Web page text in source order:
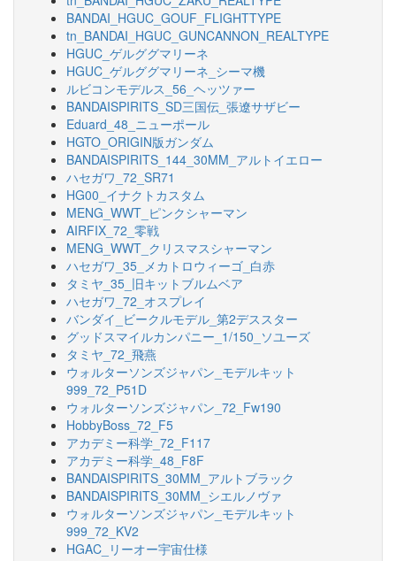
BANDAI_HGUC_GOUF_FLIGHTTYPE
tn_BANDAI_HGUC_GUNCANNON_REALTYPE
HGUC_ゲルググマリーネ
HGUC_ゲルググマリーネ_シーマ機
ルビコンモデルス_56_ヘッツァー
BANDAISPIRITS_SD三国伝_張遼サザビー
Eduard_48_ニューポール
HGTO_ORIGIN版ガンダム
BANDAISPIRITS_144_30MM_アルトイエロー
ハセガワ_72_SR71
HG00_イナクトカスタム
MENG_WWT_ピンクシャーマン
AIRFIX_72_零戦
MENG_WWT_クリスマスシャーマン
ハセガワ_35_メカトロウィーゴ_白赤
タミヤ_35_旧キットブルムベア
ハセガワ_72_オスプレイ
バンダイ_ビークルモデル_第2デススター
グッドスマイルカンパニー_1/150_ソユーズ
タミヤ_72_飛燕
ウォルターソンズジャパン_モデルキット
999_72_P51D
ウォルターソンズジャパン_72_Fw190
HobbyBoss_72_F5
アカデミー科学_72_F117
アカデミー科学_48_F8F
BANDAISPIRITS_30MM_アルトブラック
BANDAISPIRITS_30MM_シエルノヴァ
ウォルターソンズジャパン_モデルキット
999_72_KV2
HGAC_リーオー宇宙仕様